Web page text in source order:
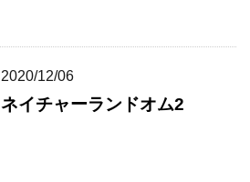
2020/12/06
ネイチャーランドオム2